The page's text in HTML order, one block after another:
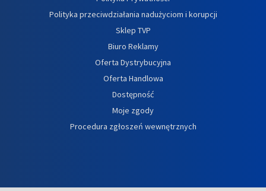
Polityka przeciwdziałania nadużyciom i korupcji
Sklep TVP
Biuro Reklamy
Oferta Dystrybucyjna
Oferta Handlowa
Dostępność
Moje zgody
Procedura zgłoszeń wewnętrznych